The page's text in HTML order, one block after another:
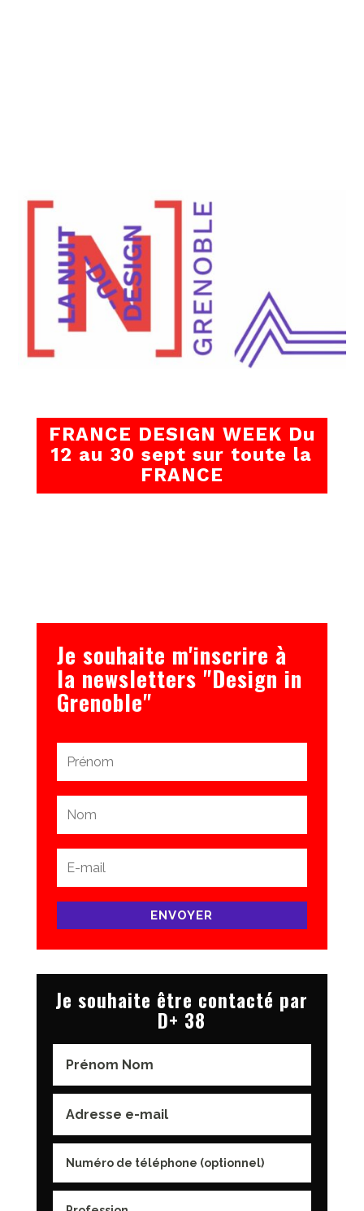
FRANCE DESIGN WEEK Du
12 au 30 sept sur toute la
FRANCE
Je souhaite m'inscrire à
la newsletters "Design in
Grenoble"
ENVOYER
Je souhaite être contacté par
D+ 38